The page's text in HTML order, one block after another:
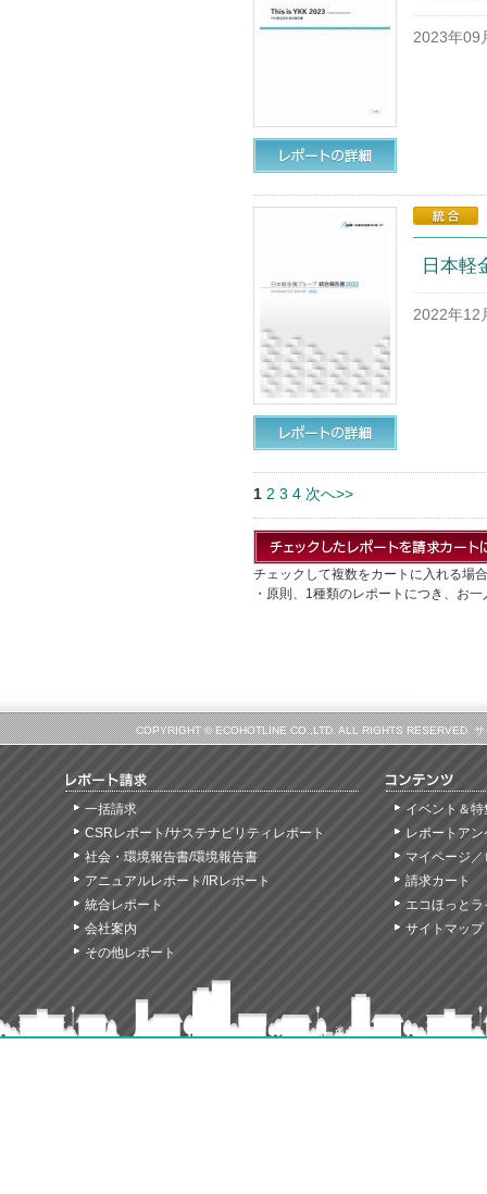
2023年09
日本
2022年12
1 2 3 4 次へ>>
チェックして複数をカートに入れる場
・原則、1種類のレポートにつき、お
COPYRIGHT © ECOHOTLINE CO.,LTD. ALL RIGHTS RESERVED.
一括請求
CSRレポート/サステナビリティレポート
社会・環境報告書/環境報告書
アニュアルレポート/IRレポート
統合レポート
会社案内
その他レポート
イベント＆特
レポートア
マイページ
請求カート
エコほっと
サイトマップ